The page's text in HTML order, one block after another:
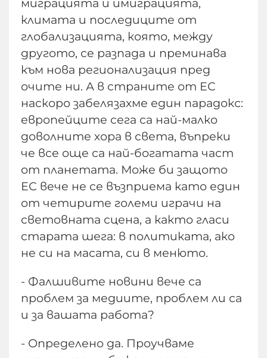
миграцията и имиграцията,
климата и последиците от
глобализацията, която, между
другото, се разпада и преминава
към нова регионализация пред
очите ни. А в страните от ЕС
наскоро забелязахме един парадокс:
европейците сега са най-малко
доволните хора в света, въпреки
че все още са най-богатата част
от планетата. Може би защото
ЕС вече не се възприема като един
от четирите големи играчи на
световната сцена, а както гласи
старата шега: в политиката, ако
не си на масата, си в менюто.
- Фалшивите новини вече са
проблем за медиите, проблем ли са
и за вашата работа?
- Определено да. Проучваме